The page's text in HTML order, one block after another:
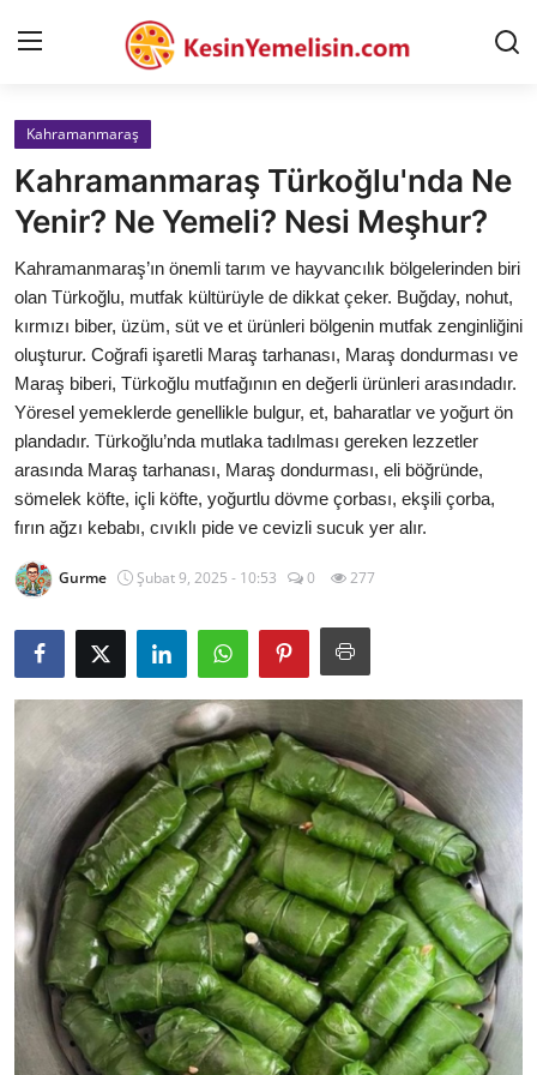
AnaSayfa
Gizlilik Sözleşmesi
Rüya Tabirleri
Diyet & Sağlıklı Beslenme
İletişim
Şehirler
Helal Gıda & Dini Hükümler
Gıda Güvenliği & Bilimi
Kalori & Diyet Rehberi
Mutfak Püf Noktaları & İpuçları
Mekan & Lezzet Rotaları
Temel Gıda ve Ürün Rehberleri
İçecek Kültürü & Barista
Yöresel Tarifler & Ev Yemekleri
Gıda Güvenliği & Sağlık
İçecek Kültürü & Rehberleri
Popüler Kültür & Mutfak Tarihi
Mutfak Temizliği & Pratik Bilgiler
Kahramanmaraş
Kahramanmaraş Türkoğlu'nda Ne
Yenir? Ne Yemeli? Nesi Meşhur?
Kahramanmaraş’ın önemli tarım ve hayvancılık bölgelerinden biri
olan Türkoğlu, mutfak kültürüyle de dikkat çeker. Buğday, nohut,
kırmızı biber, üzüm, süt ve et ürünleri bölgenin mutfak zenginliğini
oluşturur. Coğrafi işaretli Maraş tarhanası, Maraş dondurması ve
Maraş biberi, Türkoğlu mutfağının en değerli ürünleri arasındadır.
Yöresel yemeklerde genellikle bulgur, et, baharatlar ve yoğurt ön
plandadır. Türkoğlu’nda mutlaka tadılması gereken lezzetler
arasında Maraş tarhanası, Maraş dondurması, eli böğründe,
sömelek köfte, içli köfte, yoğurtlu dövme çorbası, ekşili çorba,
fırın ağzı kebabı, cıvıklı pide ve cevizli sucuk yer alır.
Gurme Şubat 9, 2025 - 10:53 0 277